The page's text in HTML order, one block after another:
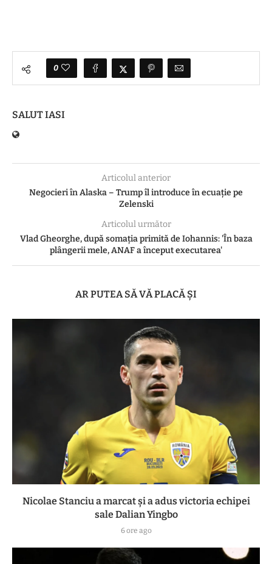
0
SALUT IASI
Articolul anterior
Negocieri în Alaska – Trump îl introduce în ecuație pe
Zelenski
Articolul următor
Vlad Gheorghe, după somația primită de Iohannis: 'În baza
plângerii mele, ANAF a început executarea'
AR PUTEA SĂ VĂ PLACĂ ȘI
Nicolae Stanciu a marcat și a adus victoria echipei
sale Dalian Yingbo
6 ore ago